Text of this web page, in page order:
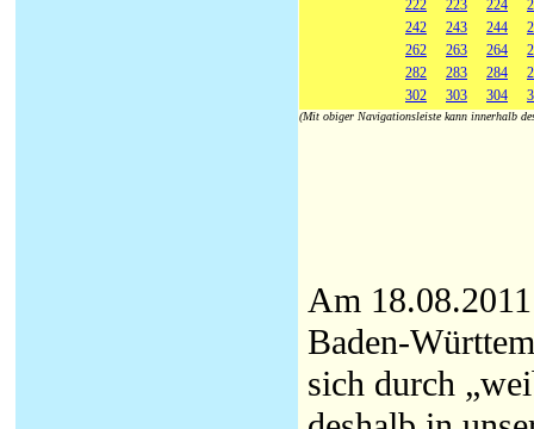
222
223 224
242
243 244
262
263 264
282
283 284
302
303 304
(Mit obiger Navigationsleiste kann innerhalb
Am
Baden-
sich durch